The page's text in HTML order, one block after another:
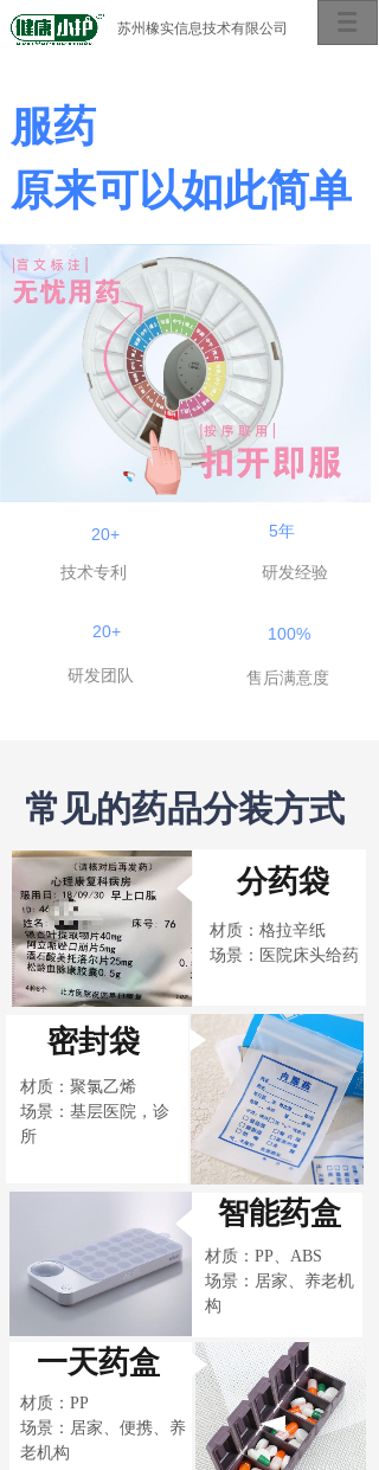
苏州橡实信息技术有限公司
20+
研发团队
服药
原来可以如此简单
材质：格拉辛纸
场景： 医院床头给药
材质：聚氯乙烯
场景： 基层医院，诊
所
分药袋
一天药盒
材质：PP、ABS
场景：居家、养老机
构
密封袋
材质：PP
场景：居家、便携、养
老机构
常见的药品分装方式
智能药盒
20+
技术专利
5年
研发经验
售后满意度
100%